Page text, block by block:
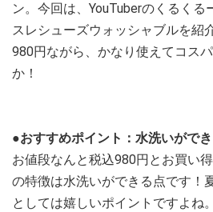
ン。今回は、YouTuberのくるくる
スレシューズウォッシャブルを紹
980円ながら、かなり使えてコス
か！
●おすすめポイント：水洗いができ
お値段なんと税込980円とお買い
の特徴は水洗いができる点です！
としては嬉しいポイントですよね。